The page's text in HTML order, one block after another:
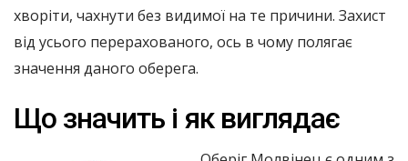
хворіти, чахнути без видимої на те причини. Захист
від усього перерахованого, ось в чому полягає
значення даного оберега.
Що значить і як виглядає